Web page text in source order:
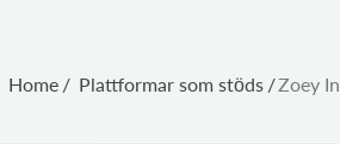
Home / Plattformar som stöds /Zoey